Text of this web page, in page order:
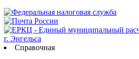
Справочная